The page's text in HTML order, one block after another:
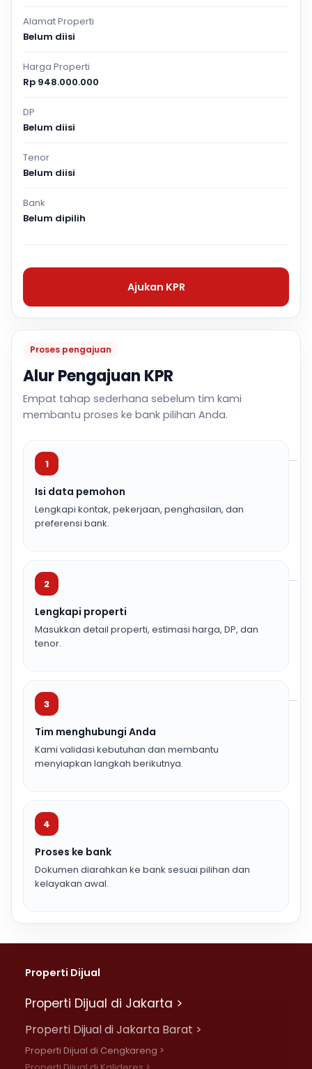
Proses pengajuan
Alur Pengajuan KPR
Empat tahap sederhana sebelum tim kami
membantu proses ke bank pilihan Anda.
1
Isi data pemohon
Lengkapi kontak, pekerjaan, penghasilan, dan
preferensi bank.
2
Lengkapi properti
Masukkan detail properti, estimasi harga, DP, dan
tenor.
3
Tim menghubungi Anda
Kami validasi kebutuhan dan membantu
menyiapkan langkah berikutnya.
4
Proses ke bank
Dokumen diarahkan ke bank sesuai pilihan dan
kelayakan awal.
Alamat Properti
Belum diisi
Harga Properti
Rp 948.000.000
DP
Belum diisi
Tenor
Belum diisi
Bank
Belum dipilih
Ajukan KPR
Properti Dijual
Properti Dijual di Jakarta >
Properti Dijual di Jakarta Barat >
Properti Dijual di Cengkareng >